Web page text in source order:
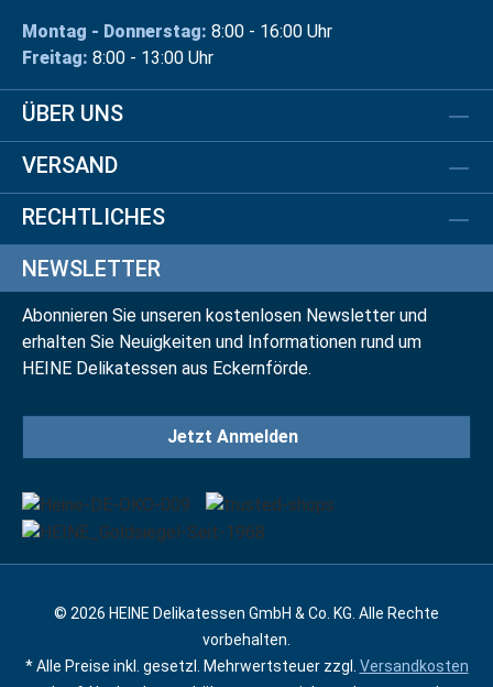
Montag - Donnerstag: 8:00 - 16:00 Uhr
Freitag: 8:00 - 13:00 Uhr
ÜBER UNS
VERSAND
RECHTLICHES
NEWSLETTER
Abonnieren Sie unseren kostenlosen Newsletter und
erhalten Sie Neuigkeiten und Informationen rund um
HEINE Delikatessen aus Eckernförde.
Jetzt Anmelden
© 2026 HEINE Delikatessen GmbH & Co. KG. Alle Rechte
vorbehalten.
* Alle Preise inkl. gesetzl. Mehrwertsteuer zzgl. Versandkosten